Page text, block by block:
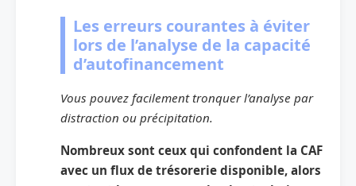
Les erreurs courantes à éviter
lors de l’analyse de la capacité
d’autofinancement
Vous pouvez facilement tronquer l’analyse par
distraction ou précipitation.
Nombreux sont ceux qui confondent la CAF
avec un flux de trésorerie disponible, alors